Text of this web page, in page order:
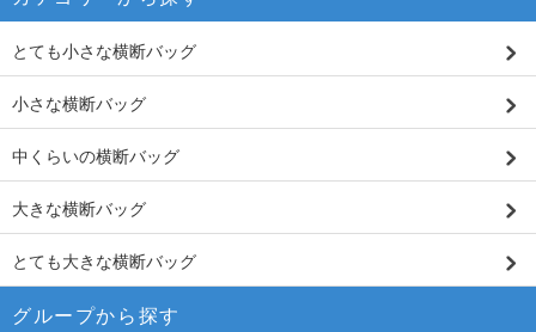
とても小さな横断バッグ
小さな横断バッグ
中くらいの横断バッグ
大きな横断バッグ
とても大きな横断バッグ
グループから探す